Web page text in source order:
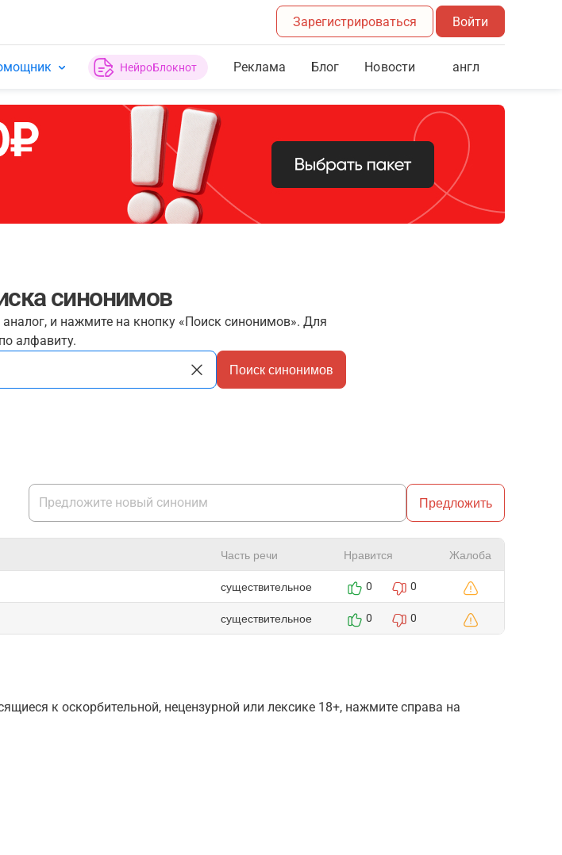
Зарегистрироваться Войти
НейроБлокнот Реклама Блог Новости англ
синонимов
и нажмите на кнопку «Поиск синонимов». Для
алфавиту.
Поиск синонимов
Предложить
Часть речи Нравится Жалоба
существительное 0 0
существительное 0 0
к оскорбительной, нецензурной или лексике 18+, нажмите справа на